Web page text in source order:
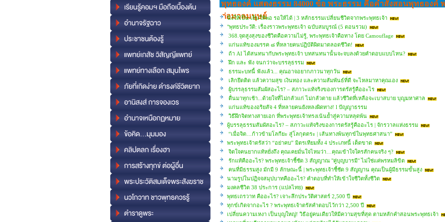
พุทธองค์ แสดงธรรม 84000 ข้อ พระธรรม คือคำสั่งสอนพุทธองค์
ต่อมวลมนุษย์
นิ่งให้เป็น เย็นให้พอ รอให้ได้ | 3 หลักธรรมเปลี่ยนชีวิตจากพระพุทธเจ้า
"พุทธประวัติ: เรื่องราวพระพุทธเจ้า ฉบับสมบูรณ์ (5 ตอนรวม)
368.จุดสูงสุงของชีวิตคือความไม่รู้, พระพุทธเจ้าคือทาง โดย Camouflage
แก่นแท้ของมรรค ๘ ที่หลายคนปฏิบัติผิดมาตลอดชีวิต!
ถ้า AI ได้สนทนากับพระพุทธเจ้า บทสนทนานั้นจะจบลงด้วยคำตอบแบบไหน?
ฝึก และ ฟัง จนกว่าจะบรรลุธรรม
ธรรมะบทนี้ ฟังแล้ว... คุณอาจอยากภาวนาทุกวัน
เลิกยึดติด แล้วความสุข เงินทอง และความสัมพันธ์ที่ดี จะไหลมาหาคุณเอง
ผู้บรรลุธรรมสัมผัสอะไร? – สภาวะแท้จริงของการตรัสรู้คืออะไร
ตื่นมาทุกเช้า...ด้วยใจที่ไม่กลัวแก่ ไม่กลัวตาย แล้วชีวิตที่เหลือจะเบาสบาย บุญมหาศาล
แก่นแท้ของอริยสัจ 4 ที่หลายคนยังหลงผิดทาง! l ปัญญาธรรม
วิธีฝึกจิตทางสายเอก ที่พระพุทธเจ้าทรงเน้นย้ำสู่ความหลุดพ้น
ผู้บรรลุธรรมสัมผัสอะไร? – สภาวะแท้จริงของการตรัสรู้คืออะไร | จักรวาลแห่งธรรม
“เมื่อจิต…ก้าวข้ามโลกียะ สู่โลกุตตระ | เส้นทางพ้นทุกข์ในพุทธศาสนา”
พระพุทธเจ้าตรัสว่า “อย่าคบ” มิตรเทียมทั้ง 4 ประเภทนี้ เด็ดขาด
จิตใจคนยากแท้หยั่งถึง คุณเคยมั่นใจไหมว่า…คุณเข้าใจใครสักคนจริง ๆ?
รักแท้คืออะไร? พระพุทธเจ้าชี้ชัด 3 สัญญาณ "คู่บุญบารมี" ไม่ใช่แค่พรหมลิขิต
คนที่มีธรรมสูง มักมี 9 ลักษณะนี้ | พระพุทธเจ้าชี้ชัด 9 สัญญาน คุณเป็นผู้มีธรรมขั้นสูง
นามรูปในปฏิจจสมุปบาทคืออะไร? คำตอบที่ทำให้เข้าใจชีวิตทั้งชีวิต
มงคลชีวิต 38 ประการ (แปลไทย)
พุทธเถรวาท คืออะไร? เจาะลึกประวัติศาสตร์ 2,500 ปี
ทุกข์เกิดจากอะไร ? พระพุทธเจ้าตรัสคำตอบไว้กว่า 2,500 ปี
เปลี่ยนความเหงา เป็นบุญใหญ่! วิธีอยู่คนเดียวให้มีความสุขที่สุด ตามหลักคำสอนพระพุทธเจ้า